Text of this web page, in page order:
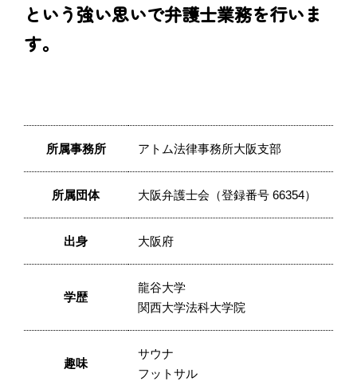
という強い思いで弁護士業務を行いま
す。
所属事務所 アトム法律事務所大阪支部
所属団体 大阪弁護士会（登録番号 66354）
出身 大阪府
学歴
龍谷大学
関西大学法科大学院
趣味
サウナ
フットサル